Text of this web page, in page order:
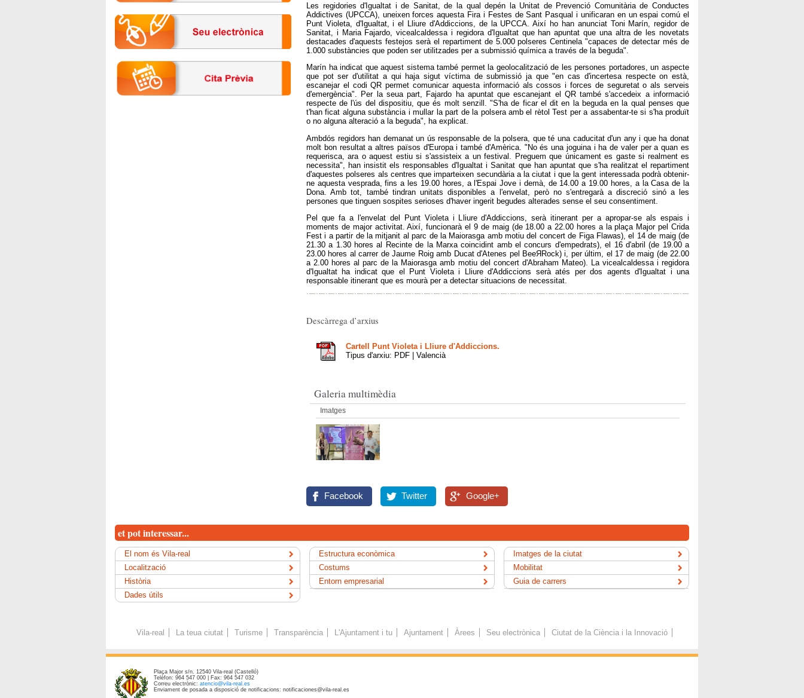
Les regidories d'Igualtat i de Sanitat, de la qual depén la Unitat de Prevenció Comunitària de Conductes
Addictives (UPCCA), uneixen forces aquesta Fira i Festes de Sant Pasqual i unificaran en un espai comú el
Punt Violeta, d'Igualtat, i el Lliure d'Addiccions, de la UPCCA. Així ho han anunciat Toni Marín, regidor de
Sanitat, i Maria Fajardo, vicealcaldessa i regidora d'Igualtat que han apuntat que una altra de les novetats
destacades d'aquests festejos serà el repartiment de 5.000 polseres Centinela "capaces de detectar més de
1.000 substàncies que poden ser utilitzades per a submissió química a través de la beguda".
Marín ha indicat que aquest sistema també permet la geolocalització de les persones portadores, un aspecte
que pot ser d'utilitat a qui haja sigut víctima de submissió ja que "en cas d'incertesa respecte on està,
escanejar el codi QR permet comunicar aquesta informació als cossos i forces de seguretat o als serveis
d'emergència". Per la seua part, Fajardo ha apuntat que escanejant el QR també s'accedeix a informació
respecte de l'ús del dispositiu, que és molt senzill. "S'ha de ficar el dit en la beguda en la qual penses que
t'han ficat alguna substància i mullar la part de la polsera amb el rètol Test per a assabentar-te si s'ha produït
o no alguna alteració a la beguda", ha explicat.
Ambdós regidors han demanat un ús responsable de la polsera, que té una caducitat d'un any i que ha donat
molt bon resultat a altres països d'Europa i també d'Amèrica. "No és una joguina i ha de valer per a quan es
requerisca, ara o aquest estiu si s'assisteix a un festival. Preguem que únicament es gaste si realment es
necessita", han insistit els responsables d'Igualtat i Sanitat que han apuntat que s'ha realitzat el repartiment
d'aquestes polseres als centres que imparteixen secundària a la ciutat i que la gent interessada podrà obtenir-
ne aquesta vesprada, fins a les 19.00 hores, a l'Espai Jove i demà, de 14.00 a 19.00 hores, a la Casa de la
Dona. Amb tot, també tindran unitats disponibles a l'envelat, però no s'entregarà a discreció sinó a les
persones que tinguen sospites serioses d'haver ingerit begudes alterades sense el seu consentiment.
Pel que fa a l'envelat del Punt Violeta i Lliure d'Addiccions, serà itinerant per a apropar-se als espais i
moments de major activitat. Així, funcionarà el 9 de maig (de 18.00 a 22.00 hores a la plaça Major pel Crida
Fest i a partir de la mitjanit al parc de la Maiorasga amb motiu del concert de Figa Flawas), el 14 de maig (de
21.30 a 1.30 hores al Recinte de la Marxa coincidint amb el concurs d'empedrats), el 16 d'abril (de 19.00 a
23.00 hores al carrer de Jaume Roig amb Ducat d'Atenes pel BeeЯRock) i, per últim, el 17 de maig (de 22.00
a 2.00 hores al parc de la Maiorasga amb motiu del concert d'Abraham Mateo). La vicealcaldessa i regidora
d'Igualtat ha indicat que el Punt Violeta i Lliure d'Addiccions serà atés per dos agents d'Igualtat i una
responsable itinerant que es mourà per a detectar situacions de necessitat.
Descàrrega d’arxius
Cartell Punt Violeta i Lliure d'Addiccions.
Tipus d'arxiu: PDF | Valencià
Galeria multimèdia
Imatges
Facebook Twitter Google+
et pot interessar...
El nom és Vila-real
Localització
Història
Dades útils
Estructura econòmica
Costums
Entorn empresarial
Imatges de la ciutat
Mobilitat
Guia de carrers
Vila-real La teua ciutat Turisme Transparència L'Ajuntament i tu Ajuntament Àrees Seu electrònica Ciutat de la Ciència i la Innovació
Plaça Major s/n. 12540 Vila-real (Castelló)
Telèfon: 964 547 000 | Fax: 964 547 032
Correu electrònic: atencio@vila-real.es
Enviament de posada a disposició de notificacions: notificaciones@vila-real.es